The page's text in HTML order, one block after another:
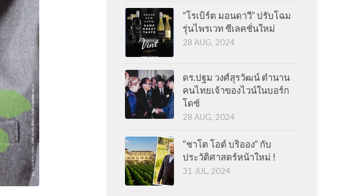
“โรเบิร์ต มอนดาวี” ปรับโฉม
รุ่นไพรเวท ซีเลคชั่นใหม่
28 AUG, 2024
ดร.ปฐม วงศ์สุรวัฒน์ ตำนาน
คนไทยเจ้าของไวน์ในบอร์ก
โดซ์
28 AUG, 2024
“ชาโต โอต์ บริออง” กับ
ประวัติศาสตร์หน้าใหม่ !
31 JUL, 2024